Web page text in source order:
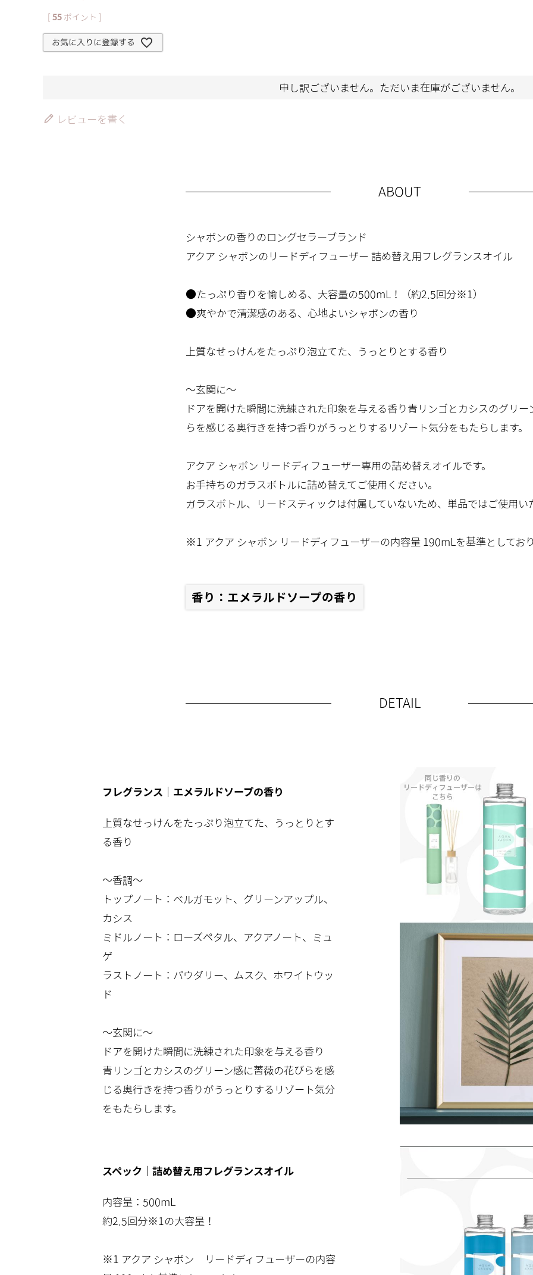
55 ポイント ]
お気に入りに登録する
申し訳ございません。ただいま在庫がございません。
レビューを書く
ABOUT
シャボンの香りのロングセラーブランド
アクア シャボンのリードディフューザー 詰め替え用フレグランスオイル
●たっぷり香りを愉しめる、大容量の500mL！（約2.5回分※1）
●爽やかで清潔感のある、心地よいシャボンの香り
上質なせっけんをたっぷり泡立てた、うっとりとする香り
～玄関に～
ドアを開けた瞬間に洗練された印象を与える香り青リンゴとカシスのグリー
らを感じる奥行きを持つ香りがうっとりするリゾート気分をもたらします。
アクア シャボン リードディフューザー専用の詰め替えオイルです。
お手持ちのガラスボトルに詰め替えてご使用ください。
ガラスボトル、リードスティックは付属していないため、単品ではご使用い
※1 アクア シャボン リードディフューザーの内容量 190mLを基準としており
香り：エメラルドソープの香り
DETAIL
フレグランス｜エメラルドソープの香り
上質なせっけんをたっぷり泡立てた、うっとりとす
る香り
～香調～
トップノート：ベルガモット、グリーンアップル、
カシス
ミドルノート：ローズペタル、アクアノート、ミュ
ゲ
ラストノート：パウダリー、ムスク、ホワイトウッ
ド
～玄関に～
ドアを開けた瞬間に洗練された印象を与える香り
青リンゴとカシスのグリーン感に薔薇の花びらを感
じる奥行きを持つ香りがうっとりするリゾート気分
をもたらします。
スペック｜詰め替え用フレグランスオイル
内容量：500mL
約2.5回分※1の大容量！
※1 アクア シャボン リードディフューザーの内容